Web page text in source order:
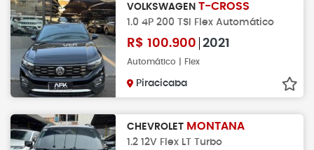
VOLKSWAGEN T-CROSS
1.0 4P 200 TSI Flex Automático
R$ 100.900 2021
Automático | Flex
Piracicaba
CHEVROLET MONTANA
1.2 12V Flex LT Turbo